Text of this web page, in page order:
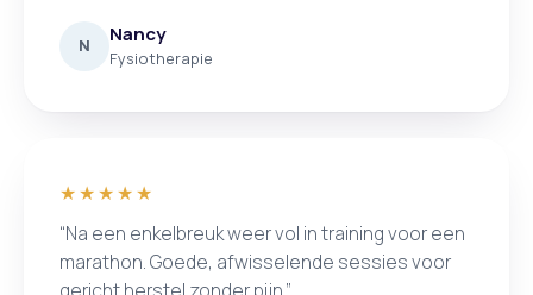
N Nancy
Fysiotherapie
★★★★★
“Na een enkelbreuk weer vol in training voor een
marathon. Goede, afwisselende sessies voor